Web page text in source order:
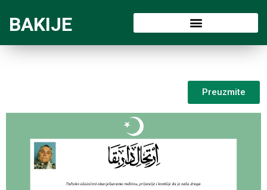
BAKIJE
Preuzmite